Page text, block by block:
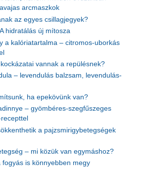
arcmaszkok
az egyes csillagjegyek?
hidratálás új mítosza
a kalóriatartalma – citromos-uborkás
vannak a repülésnek?
– levendulás balzsam, levendulás-
ha epekövünk van?
– gyömbéres-szegfűszeges
a pajzsmirigybetegségek
– mi közük van egymáshoz?
is könnyebben megy